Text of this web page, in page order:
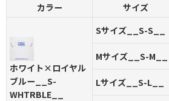
カラー サイズ
ホワイト×ロイヤル
ブルー__S-
WHTRBLE__
Sサイズ__S-S__
Mサイズ__S-M__
Lサイズ__S-L__